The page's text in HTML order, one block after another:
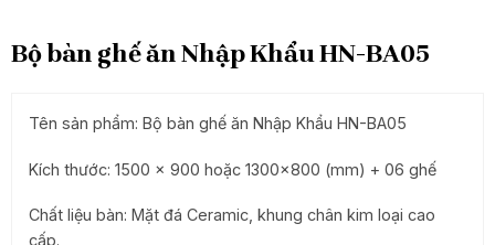
Bộ bàn ghế ăn Nhập Khẩu HN-BA05
Tên sản phẩm: Bộ bàn ghế ăn Nhập Khẩu HN-BA05
Kích thước: 1500 x 900 hoặc 1300×800 (mm) + 06 ghế
Chất liệu bàn: Mặt đá Ceramic, khung chân kim loại cao
cấp.